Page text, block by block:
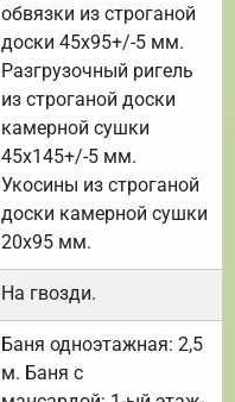
обвязки из строганой
доски 45х95+/-5 мм.
Разгрузочный ригель
из строганой доски
камерной сушки
45х145+/-5 мм.
Укосины из строганой
доски камерной сушки
20х95 мм.
На гвозди.
Баня одноэтажная: 2,5
м. Баня с